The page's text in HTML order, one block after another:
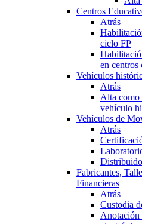
Centros
Atrás
ciclo FP
en centros
Vehículos
Atrás
Alta como
vehículo
Vehículos de
Atrás
Fabricantes,
Financieras
Atrás
Custodia
Anotación